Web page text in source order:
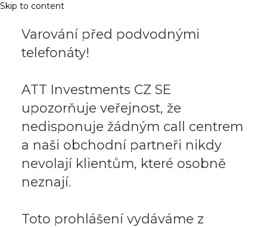
Skip to content
Varování před podvodnými
telefonáty!
ATT Investments CZ SE
upozorňuje veřejnost, že
nedisponuje žádným call centrem
a naši obchodní partneři nikdy
nevolají klientům, které osobně
neznají.
Toto prohlášení vydáváme z